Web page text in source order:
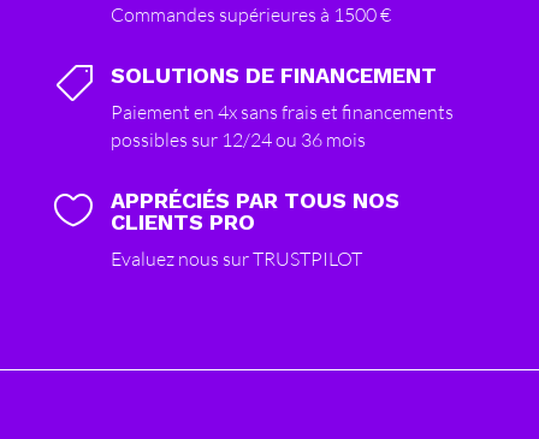
Commandes supérieures à 1500 €
 SOLUTIONS DE FINANCEMENT
Paiement en 4x sans frais et financements
possibles sur 12/24 ou 36 mois

APPRÉCIÉS PAR TOUS NOS
CLIENTS PRO
Evaluez nous sur TRUSTPILOT